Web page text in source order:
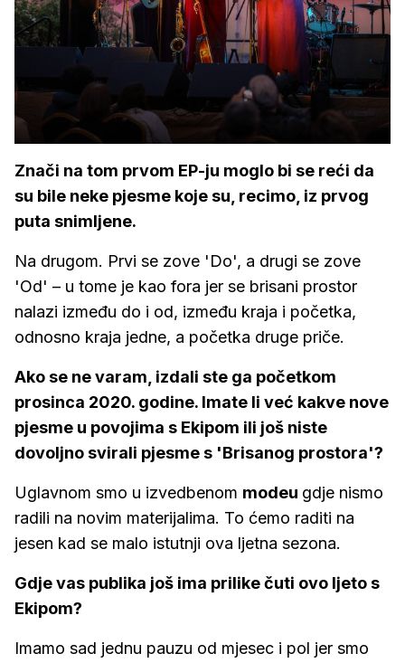
Znači na tom prvom EP-ju moglo bi se reći da
su bile neke pjesme koje su, recimo, iz prvog
puta snimljene.
Na drugom. Prvi se zove 'Do', a drugi se zove
'Od' – u tome je kao fora jer se brisani prostor
nalazi između do i od, između kraja i početka,
odnosno kraja jedne, a početka druge priče.
Ako se ne varam, izdali ste ga početkom
prosinca 2020. godine. Imate li već kakve nove
pjesme u povojima s Ekipom ili još niste
dovoljno svirali pjesme s 'Brisanog prostora'?
Uglavnom smo u izvedbenom modeu gdje nismo
radili na novim materijalima. To ćemo raditi na
jesen kad se malo istutnji ova ljetna sezona.
Gdje vas publika još ima prilike čuti ovo ljeto s
Ekipom?
Imamo sad jednu pauzu od mjesec i pol jer smo